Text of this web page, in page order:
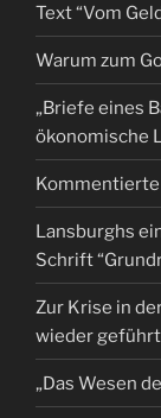
Text “Vom
Warum zum
„Briefe eines
ökonomische
Lansburghs
Schrift
Zur Krise in
wieder
„Das Wesen